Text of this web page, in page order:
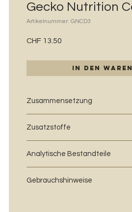
Gecko Nutrition
Artikelnummer: GNCD3
CHF 13.50
In den
Zusammensetzung
Calciumcarbonat
Zusatzstoffe
D3 (3a671) 55.000 I.E.
Analytische Bestandteile
Gebrauchshinweise